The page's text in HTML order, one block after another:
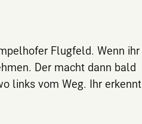
Flugfeld. Wenn ihr
Der macht dann bald
links vom Weg. Ihr erkennt